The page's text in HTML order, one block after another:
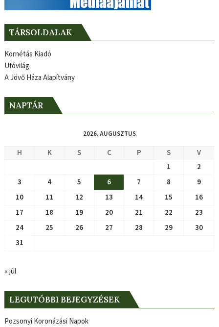
TÁRSOLDALAK
Kornétás Kiadó
Ufóvilág
A Jövő Háza Alapítvány
NAPTÁR
2026. AUGUSZTUS
H K S C P S
V
1
2
3
4 5 6 7 8
9
10
11 12 13 14 15
16
17
18 19 20 21 22
23
24
25 26 27 28 29
30
31
« júl
LEGUTÓBBI BEJEGYZÉSEK
Pozsonyi Koronázási Napok